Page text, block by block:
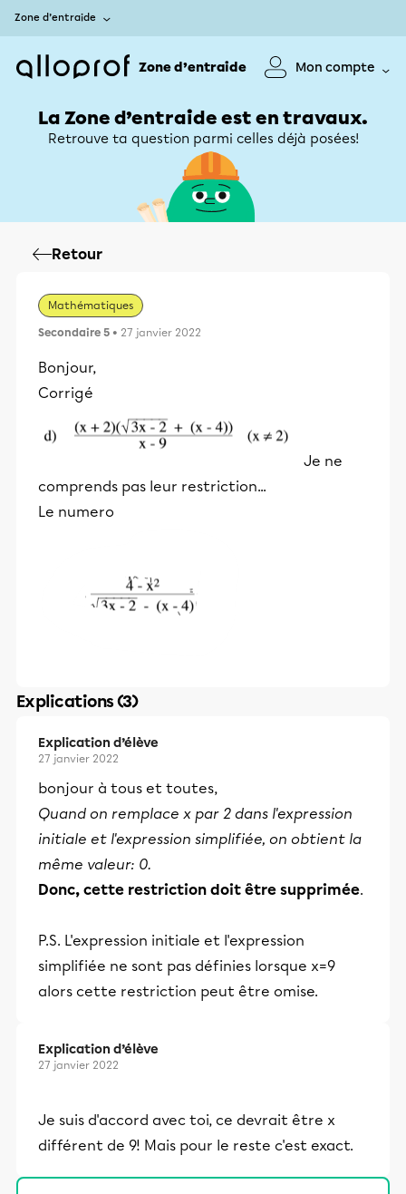
Zone d’entraide
Zone d’entraide Mon compte
La Zone d’entraide est en travaux.
Retrouve ta question parmi celles déjà posées!
Retour
Mathématiques
Secondaire 5 • 27 janvier 2022
Bonjour,
Corrigé
Je ne
comprends pas leur restriction...
Le numero
Explications (3)
Explication d’élève
27 janvier 2022
bonjour à tous et toutes,
Quand on remplace x par 2 dans l'expression
initiale et l'expression simplifiée, on obtient la
même valeur: 0.
Donc, cette restriction doit être supprimée.
P.S. L'expression initiale et l'expression
simplifiée ne sont pas définies lorsque x=9
alors cette restriction peut être omise.
Explication d’élève
27 janvier 2022
Je suis d'accord avec toi, ce devrait être x
différent de 9! Mais pour le reste c'est exact.